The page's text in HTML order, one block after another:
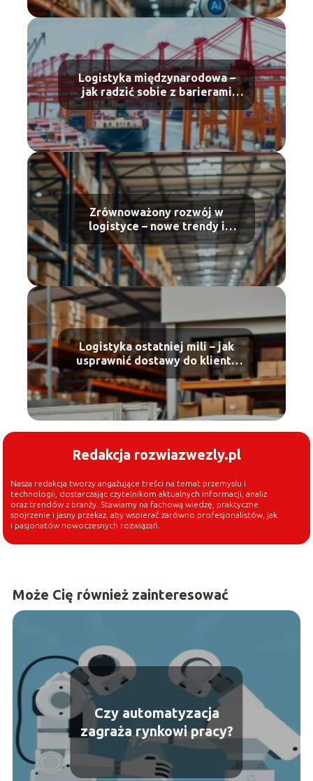
Logistyka międzynarodowa –
jak radzić sobie z barierami
celnymi?
Zrównoważony rozwój w
logistyce – nowe trendy i
regulacje
Logistyka ostatniej mili – jak
usprawnić dostawy do klienta
końcowego?
Redakcja rozwiazwezly.pl
Nasza redakcja tworzy angażujące treści na temat przemysłu i
technologii, dostarczając czytelnikom aktualnych informacji, analiz
oraz trendów z branży. Stawiamy na fachową wiedzę, praktyczne
spojrzenie i jasny przekaz, aby wspierać zarówno profesjonalistów, jak
i pasjonatów nowoczesnych rozwiązań.
Może Cię również zainteresować
Czy automatyzacja
zagraża rynkowi pracy?